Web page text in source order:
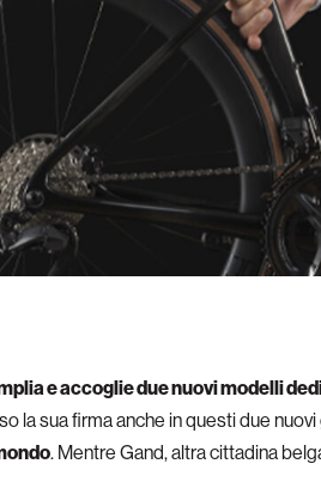
e accoglie due nuovi modelli
la sua firma anche in questi due
. Mentre Gand, altra cittadina